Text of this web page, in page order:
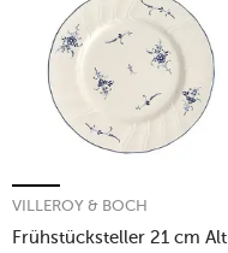
Frühstücksteller 21 cm Alt
VILLEROY & BOCH